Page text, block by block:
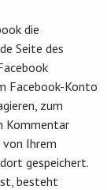
die
Seite des
Facebook-Konto
zum
Kommentar
Ihrem
gespeichert.
besteht